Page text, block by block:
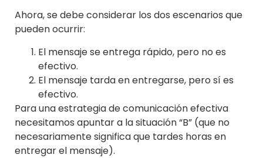
Ahora, se debe considerar los dos escenarios que
pueden ocurrir:
El mensaje se entrega rápido, pero no es
efectivo.
El mensaje tarda en entregarse, pero sí es
efectivo.
Para una estrategia de comunicación efectiva
necesitamos apuntar a la situación “B” (que no
necesariamente significa que tardes horas en
entregar el mensaje).